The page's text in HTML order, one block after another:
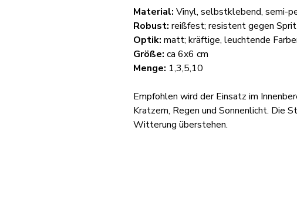
Material: Vinyl, selbstklebend, semi-
Robust: reißfest; resistent gegen
Optik: matt; kräftige, leuchtende
Größe: ca 6x6 cm
Menge: 1,3,5,10
Empfohlen wird der Einsatz im
Kratzern, Regen und Sonnenlicht. Die
Witterung überstehen.